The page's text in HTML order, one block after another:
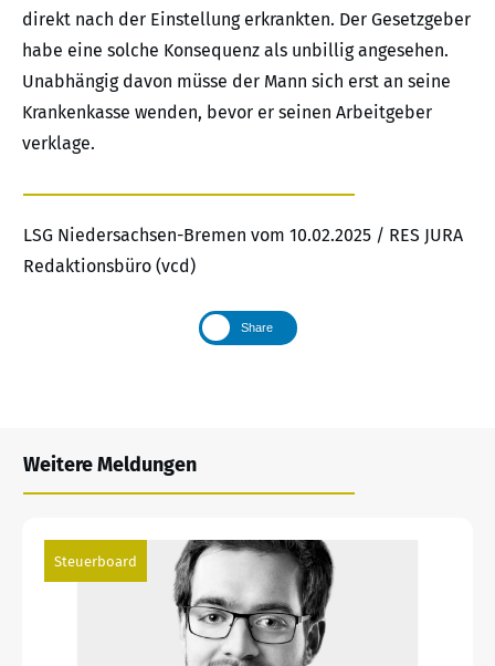
direkt nach der Einstellung erkrankten. Der Gesetzgeber
habe eine solche Konsequenz als unbillig angesehen.
Unabhängig davon müsse der Mann sich erst an seine
Krankenkasse wenden, bevor er seinen Arbeitgeber
verklage.
LSG Niedersachsen-Bremen vom 10.02.2025 / RES JURA
Redaktionsbüro (vcd)
Share
Weitere Meldungen
Steuerboard